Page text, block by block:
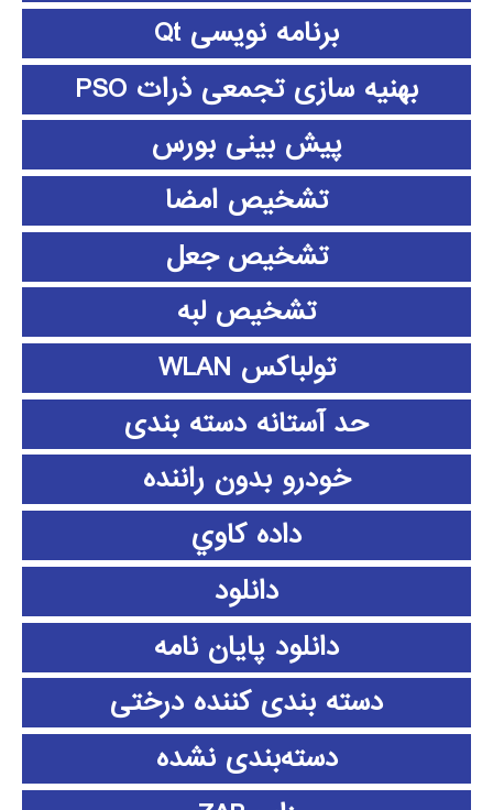
برنامه نویسی Qt
بهنیه سازی تجمعی ذرات PSO
پیش بینی بورس
تشخیص امضا
تشخیص جعل
تشخیص لبه
تولباکس WLAN
حد آستانه دسته بندی
خودرو بدون راننده
داده كاوي
دانلود
دانلود پايان نامه
دسته بندی کننده درختی
دسته‌بندی نشده